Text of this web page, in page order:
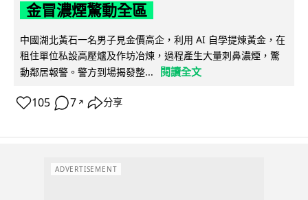
金冒濃煙驚動全區
中國湖北黃石一名男子見金價高企，利用 AI 自學提煉黃金，在
租住單位私設高壓爐及作坊冶煉，過程產生大量刺鼻濃煙，驚
動鄰居報警。警方到場揭發整...
閱讀全文
105 7 ↗ 分享
ADVERTISEMENT